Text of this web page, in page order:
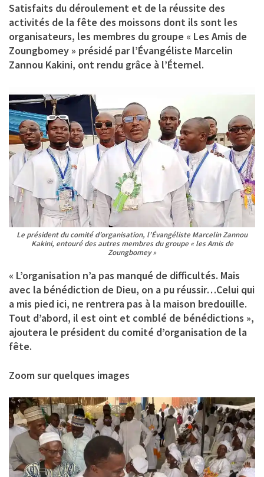
Satisfaits du déroulement et de la réussite des
activités de la fête des moissons dont ils sont les
organisateurs, les membres du groupe « Les Amis de
Zoungbomey » présidé parl’Évangéliste Marcelin
Zannou Kakini, ont rendu grâce à l’Éternel.
Le président du comité d’organisation, l’Évangéliste Marcelin Zannou
Kakini, entouré des autres membres du groupe « les Amis de
Zoungbomey »
« L’organisation n’a pas manqué de difficultés. Mais
avec la bénédiction de Dieu, on a pu réussir…Celui qui
a mis pied ici, ne rentrera pas à la maison bredouille.
Tout d’abord, il est oint et comblé de bénédictions »,
ajoutera le président du comité d’organisation de la
fête.
Zoom sur quelques images